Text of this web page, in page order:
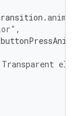
.
,
Transparent